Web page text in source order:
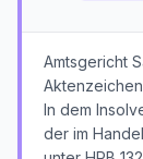
Amtsgericht
In dem
der im